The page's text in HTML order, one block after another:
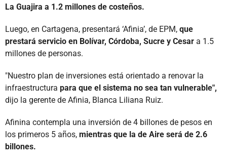
La Guajira a 1.2 millones de costeños.
Luego, en Cartagena, presentará ‘Afinia’, de EPM, que
prestará servicio en Bolívar, Córdoba, Sucre y Cesar a 1.5
millones de personas.
"Nuestro plan de inversiones está orientado a renovar la
infraestructura para que el sistema no sea tan vulnerable",
dijo la gerente de Afinia, Blanca Liliana Ruiz.
Afinina contempla una inversión de 4 billones de pesos en
los primeros 5 años, mientras que la de Aire será de 2.6
billones.